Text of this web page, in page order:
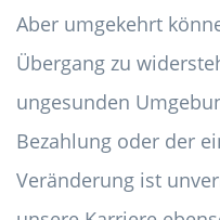
Aber umgekehrt
Übergang zu
ungesunden
Bezahlung oder der
Veränderung ist